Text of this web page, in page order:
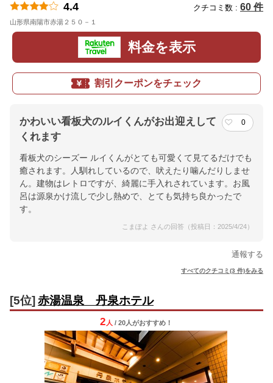
4.4 クチコミ数 : 60 件
山形県南陽市赤湯２５０－１
料金を表示
割引クーポンをチェック
かわいい看板犬のルイくんがお出迎えして
くれます
0
看板犬のシーズー ルイくんがとても可愛くて見てるだけでも
癒されます。人馴れしているので、吠えたり噛んだりしませ
ん。建物はレトロですが、綺麗に手入れされています。お風
呂は源泉かけ流しで少し熱めで、とても気持ち良かったで
す。
こまぽよ さんの回答（投稿日：2025/4/24）
通報する
すべてのクチコミ(3 件)をみる
[5位] 赤湯温泉 丹泉ホテル
2 人 / 20人がおすすめ！